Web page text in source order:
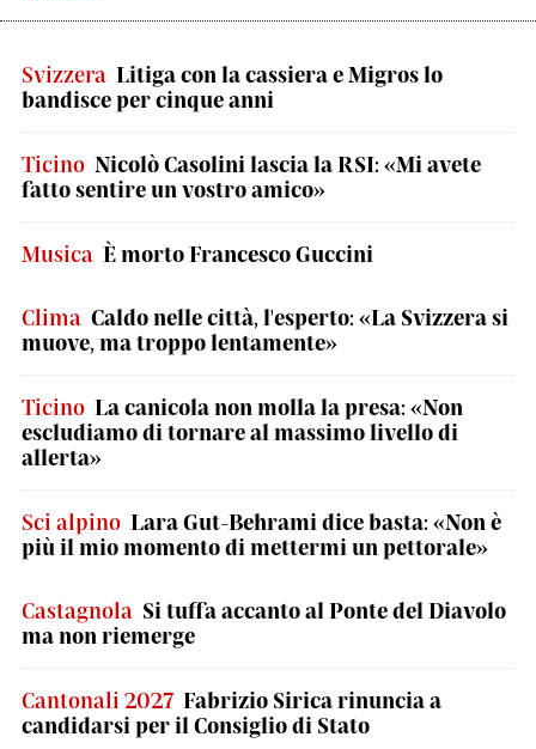
Svizzera Litiga con la cassiera e Migros lo
bandisce per cinque anni
Ticino Nicolò Casolini lascia la RSI: «Mi avete
fatto sentire un vostro amico»
Musica È morto Francesco Guccini
Clima Caldo nelle città, l'esperto: «La Svizzera si
muove, ma troppo lentamente»
Ticino La canicola non molla la presa: «Non
escludiamo di tornare al massimo livello di
allerta»
Sci alpino Lara Gut-Behrami dice basta: «Non è
più il mio momento di mettermi un pettorale»
Castagnola Si tuffa accanto al Ponte del Diavolo
ma non riemerge
Cantonali 2027 Fabrizio Sirica rinuncia a
candidarsi per il Consiglio di Stato